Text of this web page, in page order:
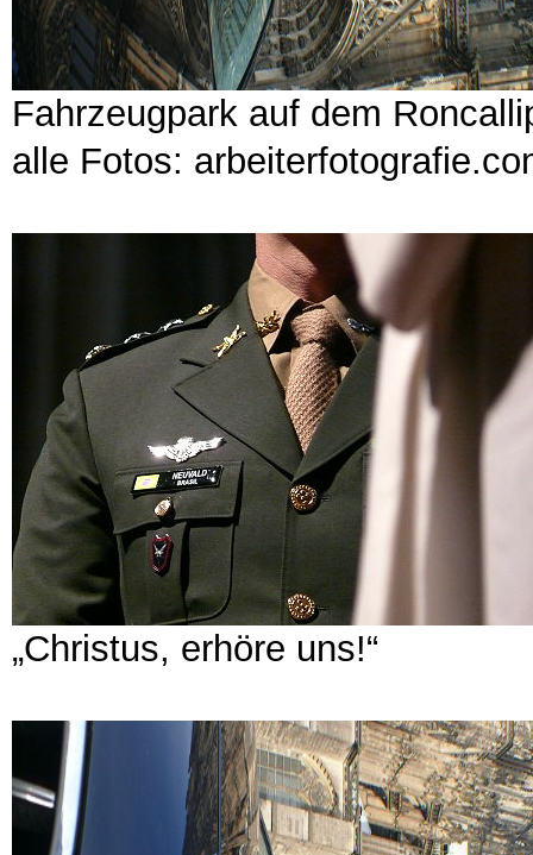
Fahrzeugpark auf dem
alle Fotos:
„Christus, erhöre uns!“